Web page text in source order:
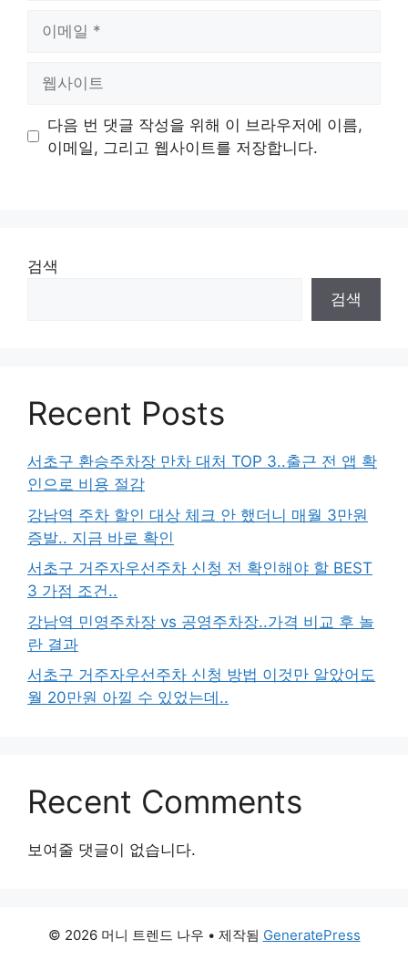
트
다음 번 댓글 작성을 위해 이 브라우저에 이름,
이메일, 그리고 웹사이트를 저장합니다.
검색
검색
Recent Posts
서초구 환승주차장 만차 대처 TOP 3..출근 전 앱 확
인으로 비용 절감
강남역 주차 할인 대상 체크 안 했더니 매월 3만원
증발.. 지금 바로 확인
서초구 거주자우선주차 신청 전 확인해야 할 BEST
3 가점 조건..
강남역 민영주차장 vs 공영주차장..가격 비교 후 놀
란 결과
서초구 거주자우선주차 신청 방법 이것만 알았어도
월 20만원 아낄 수 있었는데..
Recent Comments
보여줄 댓글이 없습니다.
© 2026 머니 트렌드 나우 • 제작됨 GeneratePress